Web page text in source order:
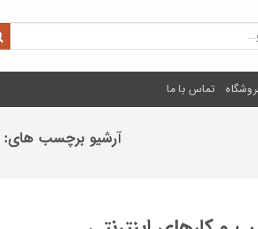
تماس با ما
آرشیو برچسب های: